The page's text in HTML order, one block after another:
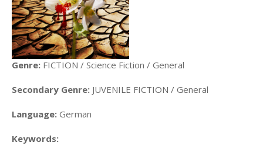
Genre: FICTION / Science Fiction / General
Secondary Genre: JUVENILE FICTION / General
Language: German
Keywords: